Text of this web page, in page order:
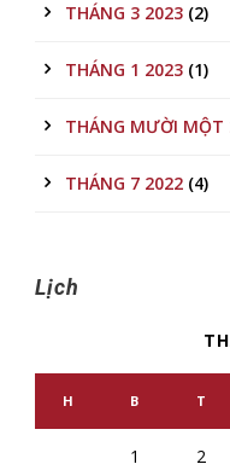
THÁNG 3 2023 (2)
THÁNG 1 2023 (1)
THÁNG MƯỜI MỘT
THÁNG 7 2022 (4)
Lịch
H B T
1 2